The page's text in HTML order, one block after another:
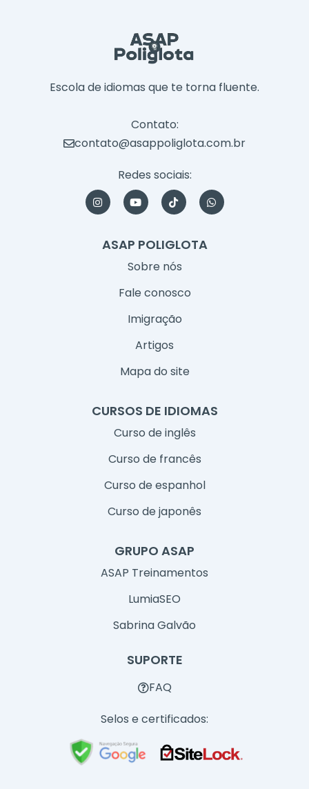
Escola de idiomas que te torna fluente.
Contato:
contato@asappoliglota.com.br
Redes sociais:
I
n
s
g
Y
o
u
b
T
i
k
k
W
h
a
ASAP POLIGLOTA
Sobre nós
Fale conosco
Imigração
Artigos
Mapa do site
CURSOS DE IDIOMAS
Curso de inglês
Curso de francês
Curso de espanhol
Curso de japonês
GRUPO ASAP
ASAP Treinamentos
LumiaSEO
Sabrina Galvão
SUPORTE
FAQ
Selos e certificados: